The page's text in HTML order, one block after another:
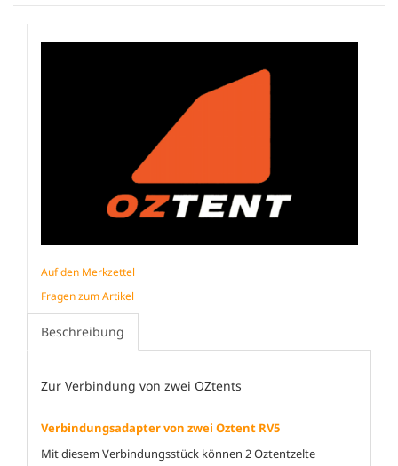
Auf den Merkzettel
Fragen zum Artikel
Beschreibung
Zur Verbindung von zwei OZtents
Verbindungsadapter von zwei Oztent RV5
Mit diesem Verbindungsstück können 2 Oztentzelte